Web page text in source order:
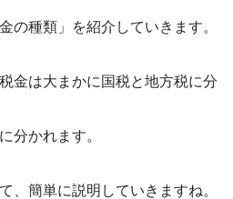
の種類」を紹介していきます。
金は大まかに国税と地方税に分
分かれます。
、簡単に説明していきますね。